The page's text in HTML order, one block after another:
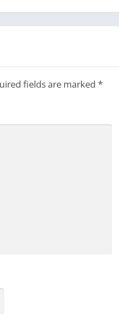
fields are marked *